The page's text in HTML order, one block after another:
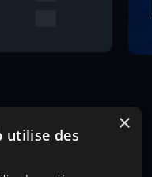
×
utilise des